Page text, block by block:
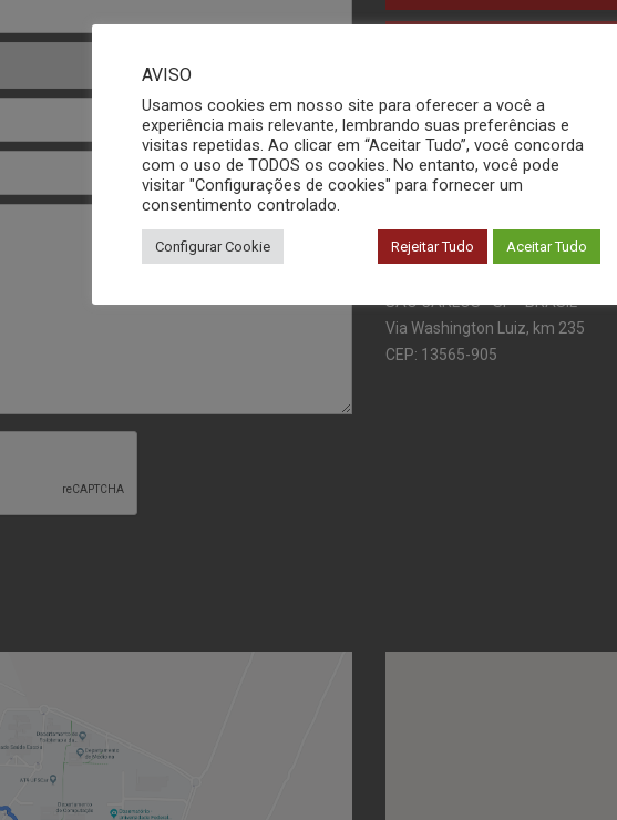
QUALIDADE /
ADMINISTRAÇÃO
ENDEREÇO
SÃO CARLOS - SP - BRASIL
Via Washington Luiz, km 235
CEP: 13565-905
AVISO
Usamos cookies em nosso site para oferecer a você a
experiência mais relevante, lembrando suas preferências e
visitas repetidas. Ao clicar em “Aceitar Tudo”, você concorda
com o uso de TODOS os cookies. No entanto, você pode
visitar "Configurações de cookies" para fornecer um
consentimento controlado.
Configurar Cookie Rejeitar Tudo Aceitar Tudo